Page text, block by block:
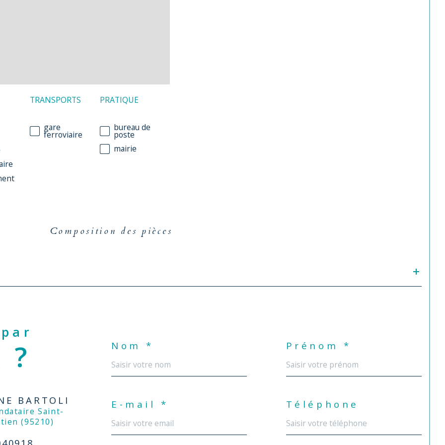
TRANSPORTS
gare
ferroviaire
PRATIQUE
bureau de
poste
mairie
Composition des pièces
?
BARTOLI
(95210)
Nom * Prénom *
E-mail * Téléphone